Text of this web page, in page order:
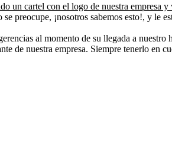
un cartel con el logo de nuestra empresa y
preocupe, ¡nosotros sabemos esto!, y le
al momento de su llegada a
de nuestra empresa. Siempre tenerlo en